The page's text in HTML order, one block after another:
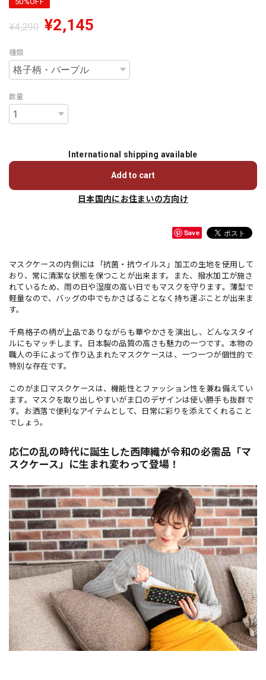
¥4,290 ¥2,145
種類
数量
International shipping available
Add to cart
日本国内にお住まいの方向け
Save
マスクケースの内側には「抗菌・抗ウイルス」加工の生地を使用して
おり、常に清潔な状態を保つことが出来ます。また、撥水加工が施さ
れているため、雨の日や湿度の高い日でもマスクを守ります。薄型で
軽量なので、バッグの中でもかさばることなく持ち運ぶことが出来ま
す。
千鳥格子の柄が上品でありながらも華やかさを演出し、どんなスタイ
ルにもマッチします。日本製の品質の高さも魅力の一つです。本物の
職人の手によって作り込まれたマスクケースは、一つ一つが個性的で
特別な存在です。
このがま口マスクケースは、機能性とファッション性を兼ね備えてい
ます。マスクを取り出しやすいがま口のデザインは使い勝手も抜群で
す。お洒落で便利なアイテムとして、日常に彩りを添えてくれること
でしょう。
応仁の乱の時代に誕生した西陣織が令和の必需品「マ
スクケース」に生まれ変わって登場！